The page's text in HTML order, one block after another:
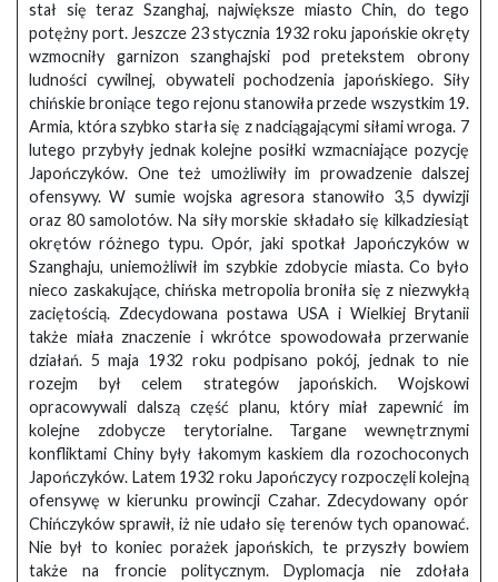
stał się teraz Szanghaj, największe miasto Chin, do tego
potężny port. Jeszcze 23 stycznia 1932 roku japońskie okręty
wzmocniły garnizon szanghajski pod pretekstem obrony
ludności cywilnej, obywateli pochodzenia japońskiego. Siły
chińskie broniące tego rejonu stanowiła przede wszystkim 19.
Armia, która szybko starła się z nadciągającymi siłami wroga. 7
lutego przybyły jednak kolejne posiłki wzmacniające pozycję
Japończyków. One też umożliwiły im prowadzenie dalszej
ofensywy. W sumie wojska agresora stanowiło 3,5 dywizji
oraz 80 samolotów. Na siły morskie składało się kilkadziesiąt
okrętów różnego typu. Opór, jaki spotkał Japończyków w
Szanghaju, uniemożliwił im szybkie zdobycie miasta. Co było
nieco zaskakujące, chińska metropolia broniła się z niezwykłą
zaciętością. Zdecydowana postawa USA i Wielkiej Brytanii
także miała znaczenie i wkrótce spowodowała przerwanie
działań. 5 maja 1932 roku podpisano pokój, jednak to nie
rozejm był celem strategów japońskich. Wojskowi
opracowywali dalszą część planu, który miał zapewnić im
kolejne zdobycze terytorialne. Targane wewnętrznymi
konfliktami Chiny były łakomym kaskiem dla rozochoconych
Japończyków. Latem 1932 roku Japończycy rozpoczęli kolejną
ofensywę w kierunku prowincji Czahar. Zdecydowany opór
Chińczyków sprawił, iż nie udało się terenów tych opanować.
Nie był to koniec porażek japońskich, te przyszły bowiem
także na froncie politycznym. Dyplomacja nie zdołała